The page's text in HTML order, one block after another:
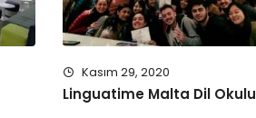
Kasım 29, 2020
Linguatime Malta Dil Okulu